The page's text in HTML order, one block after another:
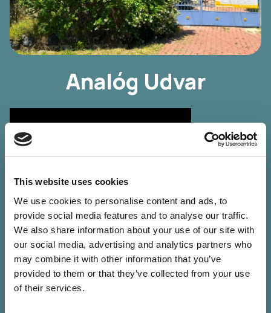
This website uses cookies
We use cookies to personalise content and ads, to
provide social media features and to analyse our traffic.
We also share information about your use of our site with
our social media, advertising and analytics partners who
may combine it with other information that you’ve
provided to them or that they’ve collected from your use
of their services.
Analóg Udvar
Cím: Táncsics utca 6.
Az „analóg” nemcsak hagyományos „filmes” fotózást jelent az
Analóg Udvarban, hanem tágabban értelmezve „hasonlót”,
hasonlóságot is – a szó eredeti jelentésének megfelelően.
Napközben a fény és a fotográfia segítségével, különféle
technikák kipróbálásával keressük együtt a „hasonlót”